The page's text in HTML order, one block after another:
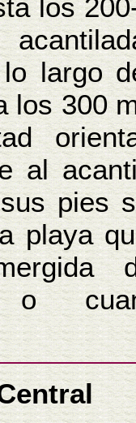
los
largo
los 300
al
pies
playa
o